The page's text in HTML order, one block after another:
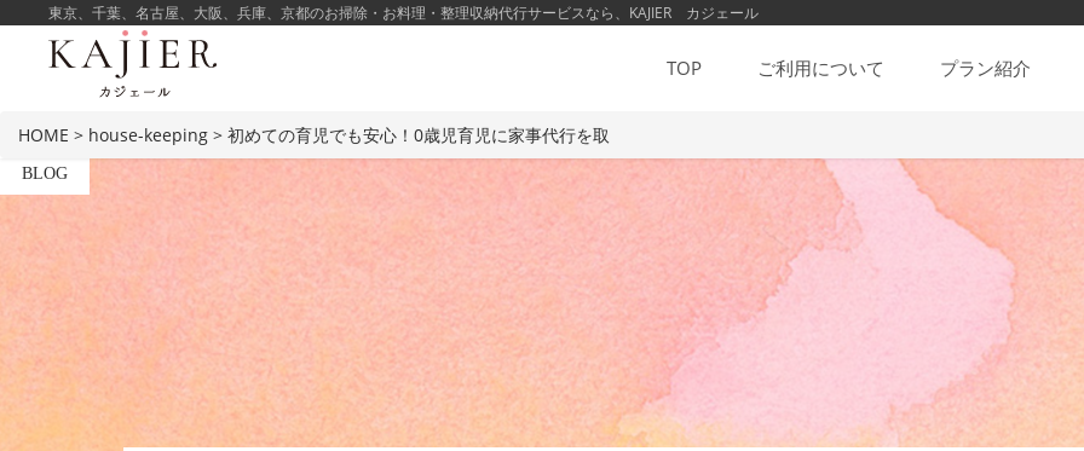
東京、千葉、名古屋、大阪、兵庫、京都のお掃除・お料理・整理収納代行サービスなら、KAJIER カジェール
TOP ご利用について プラン紹介
HOME > house-keeping > 初めての育児でも安心！0歳児育児に家事代行を取
BLOG